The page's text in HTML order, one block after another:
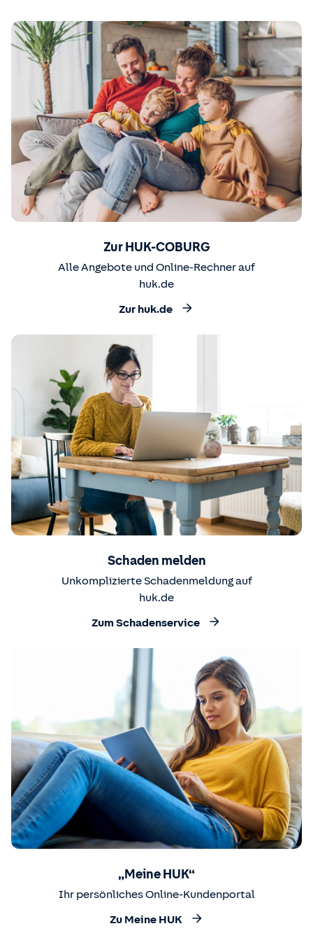
Zur HUK-COBURG
Alle Angebote und Online-Rechner auf
huk.de
Zur huk.de
Schaden melden
Unkomplizierte Schadenmeldung auf
huk.de
Zum Schadenservice
„Meine HUK“
Ihr persönliches Online-Kundenportal
Zu Meine HUK